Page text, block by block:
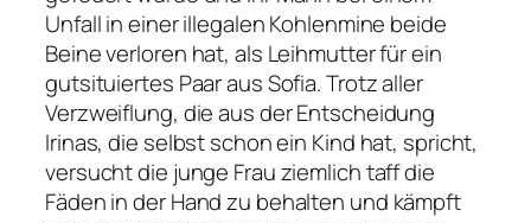
Unfall in einer illegalen Kohlenmine beide
Beine verloren hat, als Leihmutter für ein
gutsituiertes Paar aus Sofia. Trotz aller
Verzweiflung, die aus der Entscheidung
Irinas, die selbst schon ein Kind hat, spricht,
versucht die junge Frau ziemlich taff die
Fäden in der Hand zu behalten und kämpft